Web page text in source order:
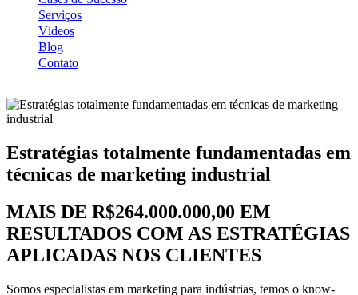
Serviços
Vídeos
Blog
Contato
Estratégias totalmente fundamentadas em
técnicas de marketing industrial
MAIS DE R$264.000.000,00 EM
RESULTADOS COM AS ESTRATÉGIAS
APLICADAS NOS CLIENTES
Somos especialistas em marketing para indústrias, temos o know-